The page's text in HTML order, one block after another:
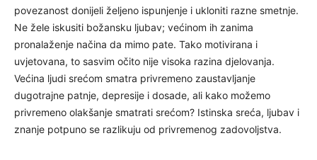
povezanost donijeli željeno ispunjenje i ukloniti razne smetnje.
Ne žele iskusiti božansku ljubav; većinom ih zanima
pronalaženje načina da mimo pate. Tako motivirana i
uvjetovana, to sasvim očito nije visoka razina djelovanja.
Većina ljudi srećom smatra privremeno zaustavljanje
dugotrajne patnje, depresije i dosade, ali kako možemo
privremeno olakšanje smatrati srećom? Istinska sreća, ljubav i
znanje potpuno se razlikuju od privremenog zadovoljstva.